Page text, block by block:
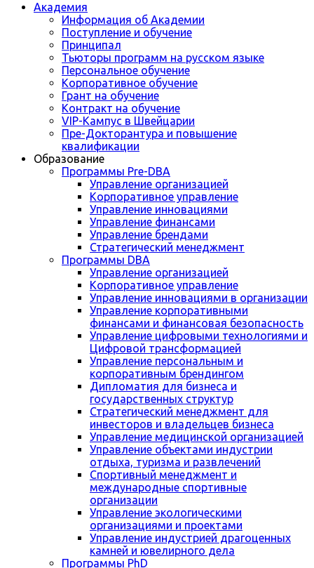
Академия
Информация об Академии
Поступление и обучение
Принципал
Тьюторы программ на русском языке
Персональное обучение
Корпоративное обучение
Грант на обучение
Контракт на обучение
VIP-Кампус в Швейцарии
Пре-Докторантура и повышение
квалификации
Образование
Программы Pre-DBA
Управление организацией
Корпоративное управление
Управление инновациями
Управление финансами
Управление брендами
Стратегический менеджмент
Программы DBA
Управление организацией
Корпоративное управление
Управление инновациями в организации
Управление корпоративными
финансами и финансовая безопасность
Управление цифровыми технологиями и
Цифровой трансформацией
Управление персональным и
корпоративным брендингом
Дипломатия для бизнеса и
государственных структур
Стратегический менеджмент для
инвесторов и владельцев бизнеса
Управление медицинской организацией
Управление объектами индустрии
отдыха, туризма и развлечений
Спортивный менеджмент и
международные спортивные
организации
Управление экологическими
организациями и проектами
Управление индустрией драгоценных
камней и ювелирного дела
Программы PhD